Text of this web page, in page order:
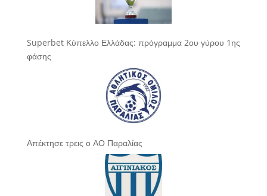
Superbet Κύπελλο Ελλάδας: πρόγραμμα 2ου γύρου 1ης
φάσης
Απέκτησε τρεις ο ΑΟ Παραλίας